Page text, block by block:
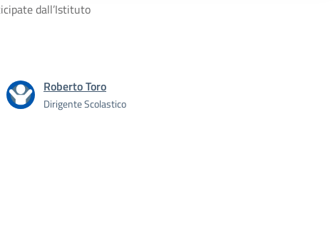
dall’Istituto
Roberto Toro
Dirigente Scolastico